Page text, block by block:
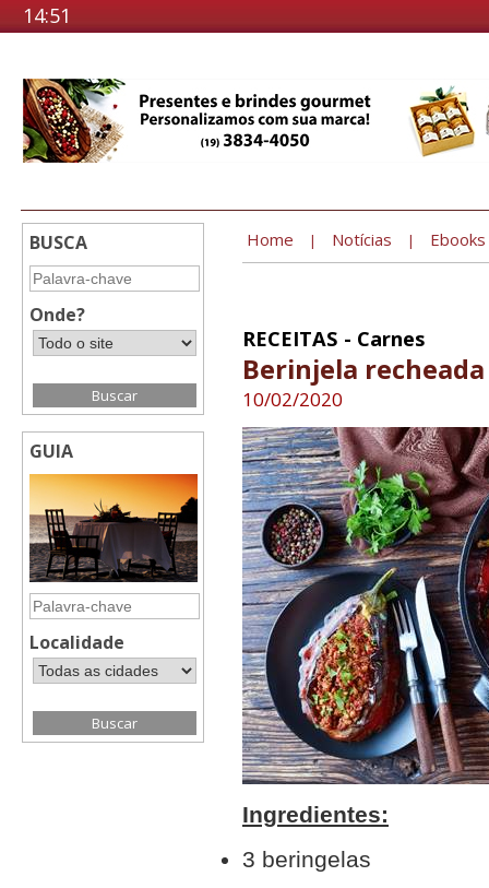
14:51
BUSCA
Onde?
GUIA
Localidade
Home | Notícias | Ebooks
RECEITAS - Carnes
Berinjela
10/02/2020
Ingredientes:
3 beringelas